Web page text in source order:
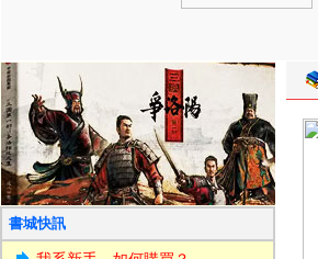
書城快訊